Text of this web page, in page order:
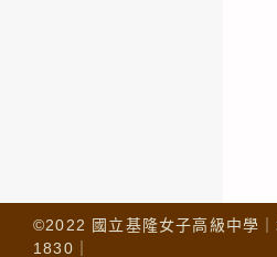
©2022 國立基隆女子高級中學
1830｜